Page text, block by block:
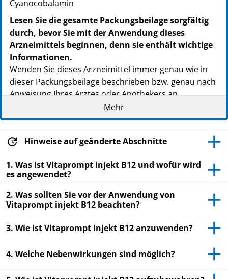
Cyanocobalamin
Lesen Sie die gesamte Packungsbeilage sorgfältig
durch, bevor Sie mit der Anwendung dieses
Arzneimittels beginnen, denn sie enthält wichtige
Informationen.
Wenden Sie dieses Arzneimittel immer genau wie in
dieser Packungsbeilage beschrieben bzw. genau nach
Anweisung Ihres Arztes oder Apothekers an.
Heben Sie die Packungsbeilage auf. Vielleicht
möchten Sie diese später nochmals lesen.
Fragen Sie Ihren Apotheker, wenn Sie weitere
Informationen oder einen Rat benötigen.
Wenn Sie Nebenwirkungen bemerken, wenden Sie
sich an Ihren Arzt oder Apotheker. Dies gilt auch
für Nebenwirkungen, die nicht in dieser
Packungsbeilage angegeben sind. Siehe Abschnitt
Wenn Sie sich nicht besser oder gar schlechter
fühlen, wenden Sie sich an Ihren Arzt.
Mehr
Hinweise auf geänderte Abschnitte
1. Was ist Vitaprompt injekt B12 und wofür wird
es angewendet?
2. Was sollten Sie vor der Anwendung von
Vitaprompt injekt B12 beachten?
3. Wie ist Vitaprompt injekt B12 anzuwenden?
4. Welche Nebenwirkungen sind möglich?